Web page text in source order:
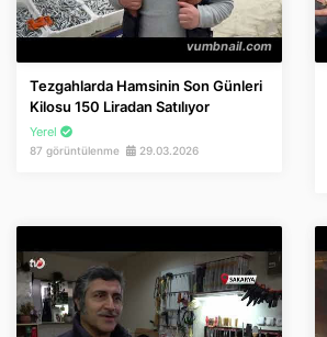
Tezgahlarda Hamsinin Son Günleri
Kilosu 150 Liradan Satılıyor
Yerel
87 görüntülenme 29.03.2026